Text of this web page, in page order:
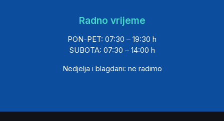
Radno vrijeme
PON-PET: 07:30 – 19:30 h
SUBOTA: 07:30 – 14:00 h
Nedjelja i blagdani: ne radimo